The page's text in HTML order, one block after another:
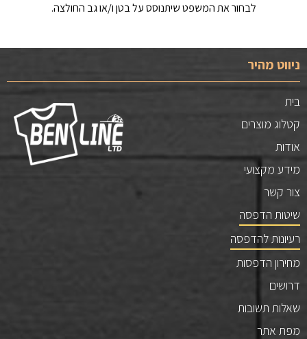
לבחור את המשפט שיתנוסס על בטן ו/או גב החולצה.
ניווט מהיר
בית
קטלוג מוצרים
אודות
מידע מקצועי
צור קשר
שיטות הדפסה
רעיונות להדפסה
מחירון הדפסות
דרושים
שאלות תשובות
מפת אתר